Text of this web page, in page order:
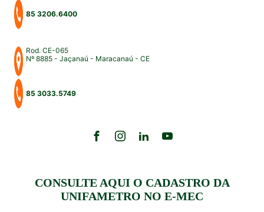
85 3206.6400
Rod. CE-065
Nº 8885 - Jaçanaú - Maracanaú - CE
85 3033.5749
CONSULTE AQUI O CADASTRO DA
UNIFAMETRO NO E-MEC